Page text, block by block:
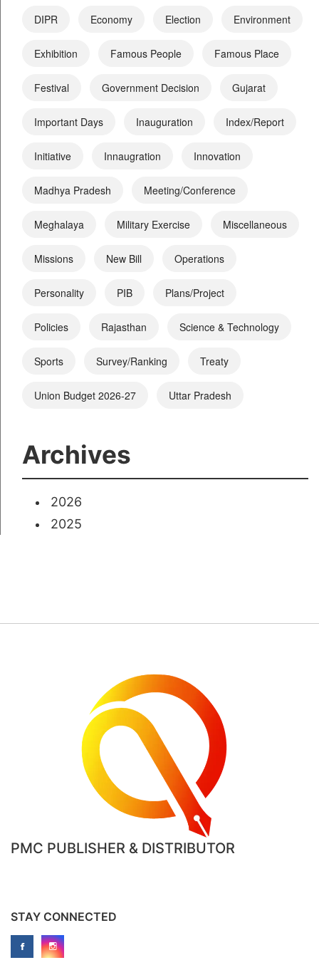
DIPR Economy Election Environment
Exhibition Famous People Famous Place
Festival Government Decision Gujarat
Important Days Inauguration Index/Report
Initiative Innaugration Innovation
Madhya Pradesh Meeting/Conference
Meghalaya Military Exercise Miscellaneous
Missions New Bill Operations
Personality PIB Plans/Project
Policies Rajasthan Science & Technology
Sports Survey/Ranking Treaty
Union Budget 2026-27 Uttar Pradesh
Archives
2026
2025
PMC PUBLISHER & DISTRIBUTOR
STAY CONNECTED